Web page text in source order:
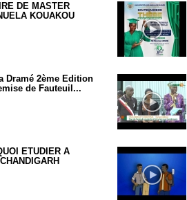
DE MASTER
KOUAKOU
Dramé 2ème Edition
de Fauteuil...
ÉTUDIER À